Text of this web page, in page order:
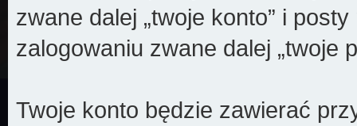
zwane dalej „twoje konto” i
zalogowaniu zwane dalej „twoje
Twoje konto będzie zawierać